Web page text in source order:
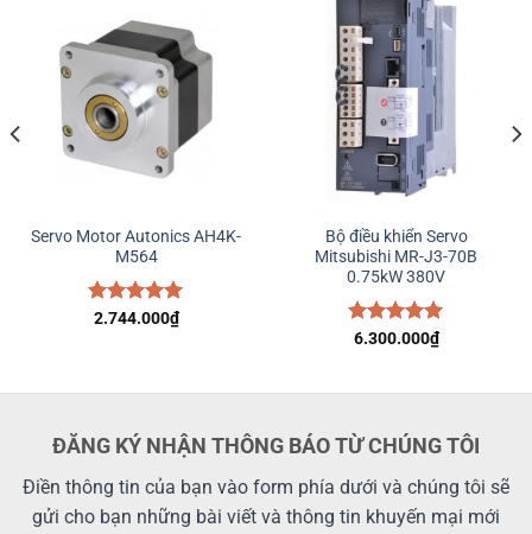
Servo Motor Autonics AH4K-
M564
Được xếp
2.744.000₫
Bộ điều khiển Servo
Mitsubishi MR-J3-70B
0.75kW 380V
Được xếp
6.300.000₫
ĐĂNG KÝ NHẬN THÔNG BÁO TỪ CHÚNG TÔI
Điền thông tin của bạn vào form phía dưới và chúng tôi sẽ
gửi cho bạn những bài viết và thông tin khuyến mại mới